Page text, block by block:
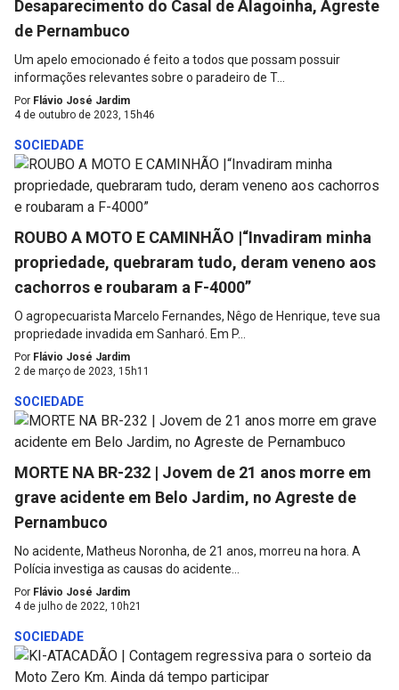
Desaparecimento do Casal de Alagoinha, Agreste
de Pernambuco
Um apelo emocionado é feito a todos que possam possuir
informações relevantes sobre o paradeiro de T...
Por Flávio José Jardim
4 de outubro de 2023, 15h46
SOCIEDADE
ROUBO A MOTO E CAMINHÃO |“Invadiram minha
propriedade, quebraram tudo, deram veneno aos
cachorros e roubaram a F-4000”
O agropecuarista Marcelo Fernandes, Nêgo de Henrique, teve sua
propriedade invadida em Sanharó. Em P...
Por Flávio José Jardim
2 de março de 2023, 15h11
SOCIEDADE
MORTE NA BR-232 | Jovem de 21 anos morre em
grave acidente em Belo Jardim, no Agreste de
Pernambuco
No acidente, Matheus Noronha, de 21 anos, morreu na hora. A
Polícia investiga as causas do acidente...
Por Flávio José Jardim
4 de julho de 2022, 10h21
SOCIEDADE